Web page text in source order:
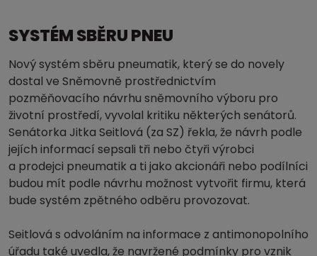
SYSTÉM SBĚRU PNEU
Nový systém sběru pneumatik, který se do novely
dostal ve Sněmovně prostřednictvím
pozměňovacího návrhu sněmovního výboru pro
životní prostředí, vyvolal kritiku některých senátorů.
Senátorka Jitka Seitlová (za SZ) řekla, že návrh podle
jejích informací sepsali tři nebo čtyři výrobci
a prodejci pneumatik a ti jako akcionáři nebo podílníci
budou mít podle návrhu možnost vytvořit firmu, která
bude systém zpětného odběru provozovat.
Seitlová s odvoláním na informace z antimonopolního
úřadu také uvedla, že navržené podmínky pro vznik